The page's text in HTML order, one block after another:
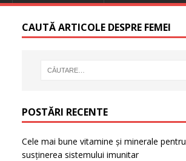
CAUTĂ ARTICOLE DESPRE FEMEI
POSTĂRI RECENTE
Cele mai bune vitamine și minerale pentru
susținerea sistemului imunitar